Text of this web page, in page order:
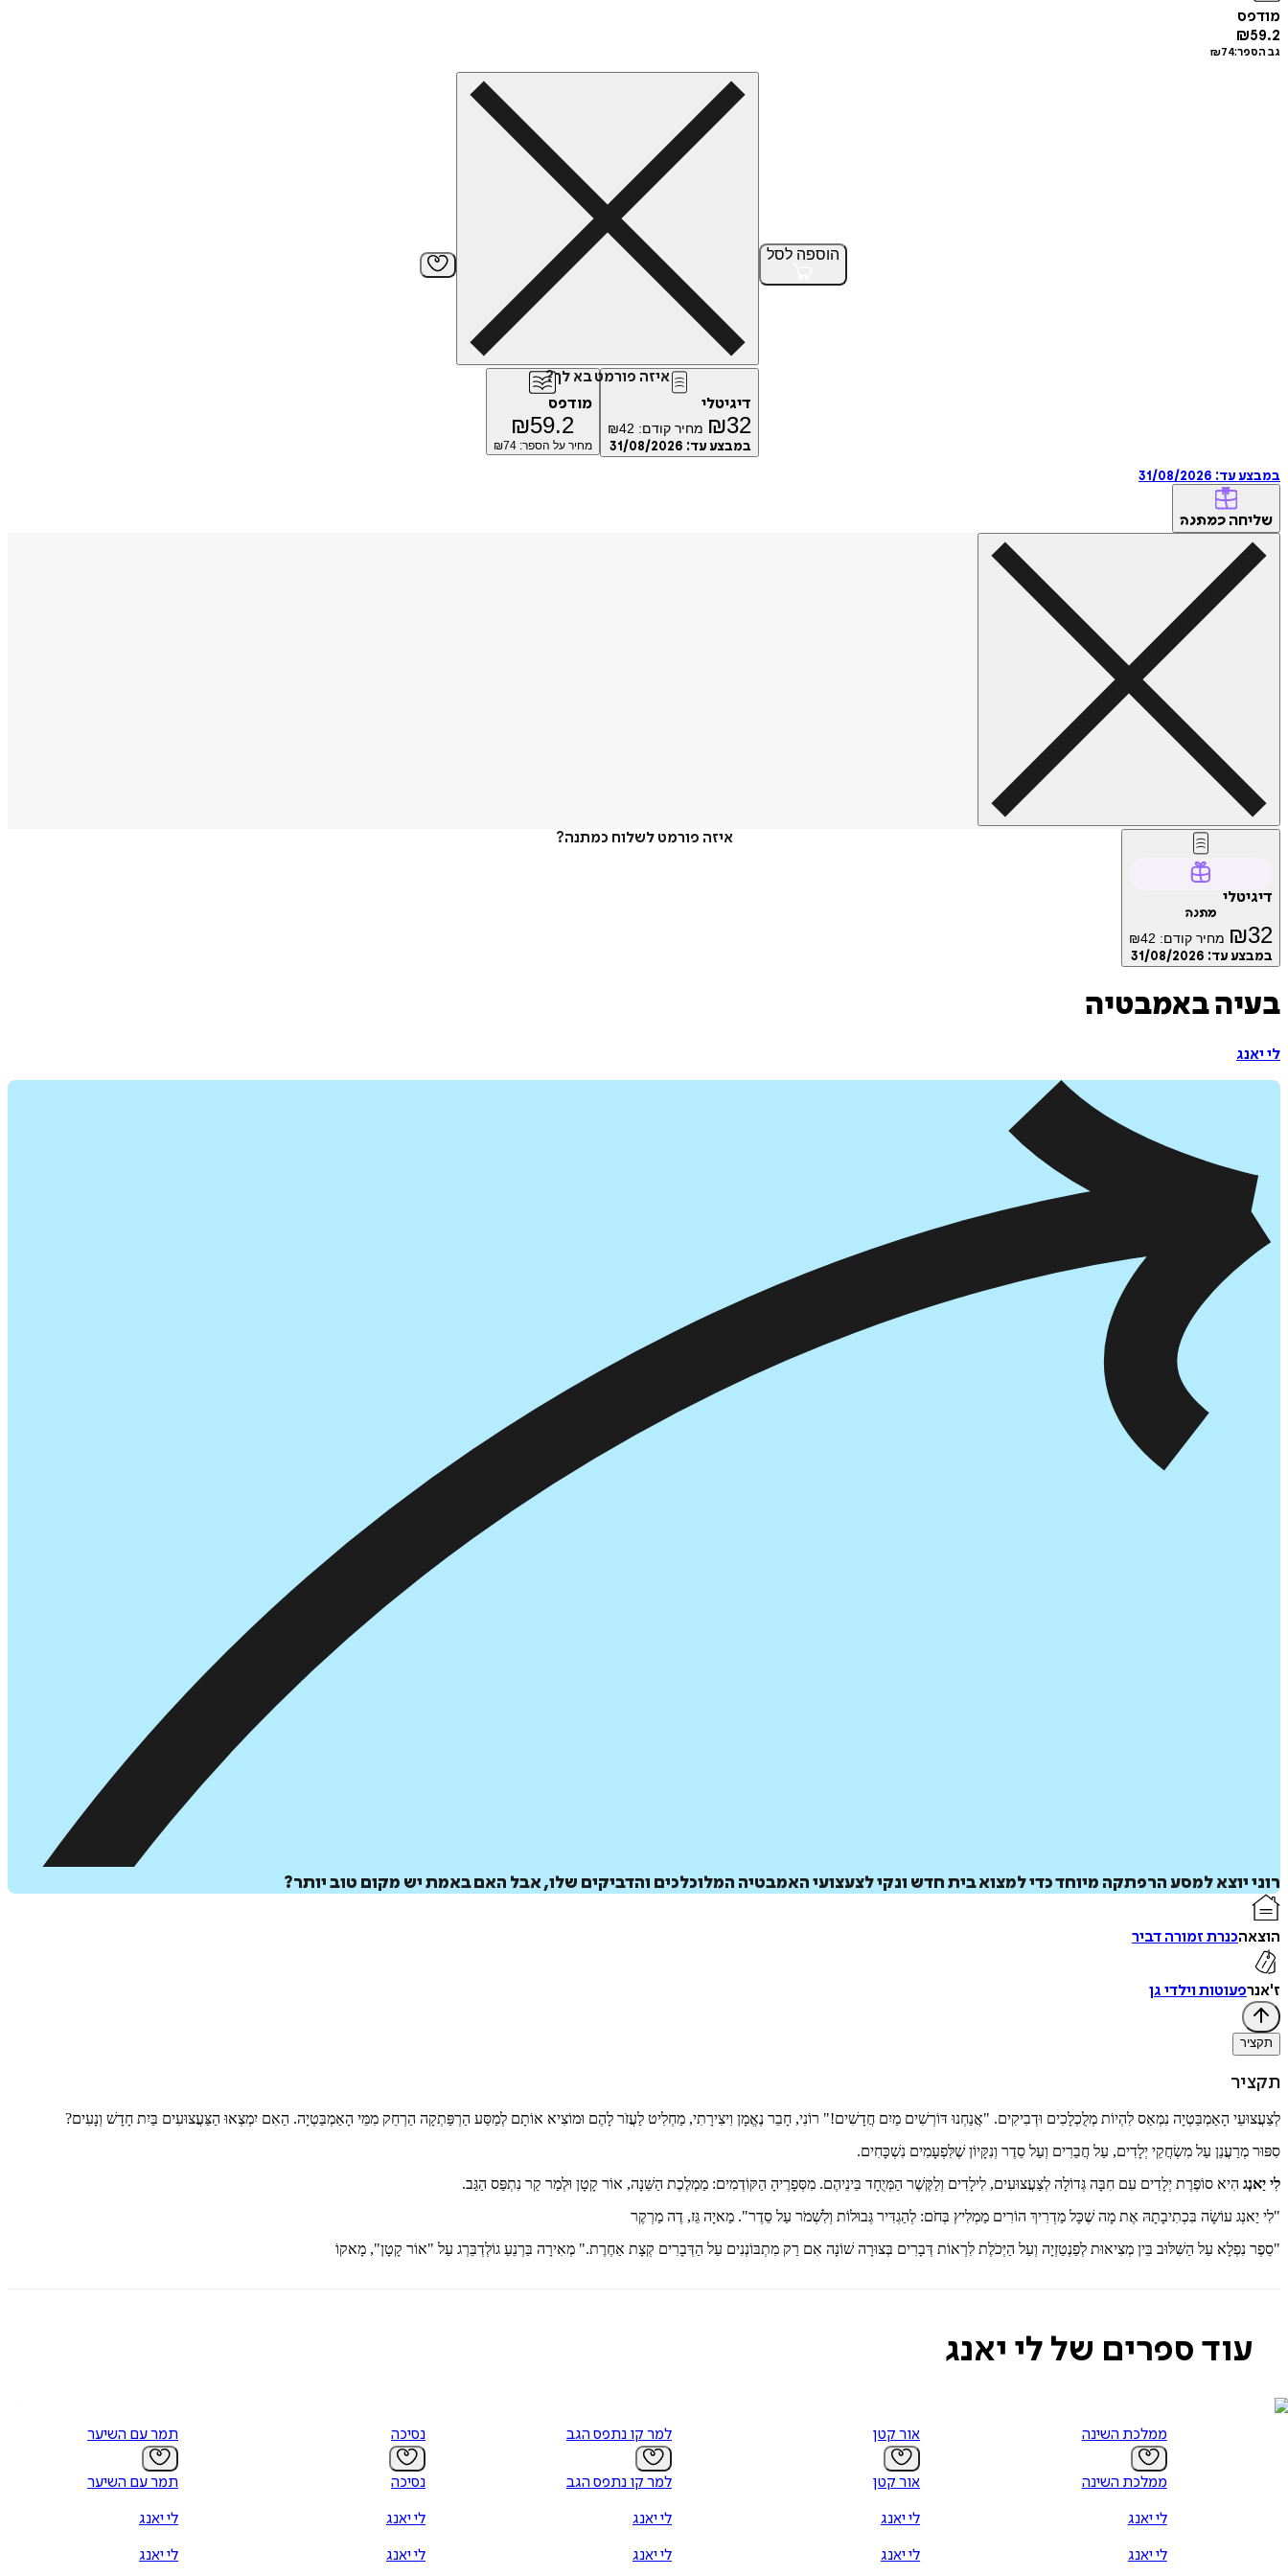
מודפס
₪59.2
גב הספר: ₪74
הוספה לסל
איזה פורמט בא לך?
דיגיטלי
₪32 מחיר קודם: ₪42
במבצע עד: 31/08/2026
מודפס
₪59.2
מחיר על הספר: ₪74
במבצע עד: 31/08/2026
שליחה כמתנה
איזה פורמט לשלוח כמתנה?
דיגיטלי
מתנה
₪32 מחיר קודם: ₪42
במבצע עד: 31/08/2026
בעיה באמבטיה
לי יאנג
רוני יוצא למסע הרפתקה מיוחד כדי למצוא בית חדש ונקי לצעצועי האמבטיה המלוכלכים והדביקים שלו, אבל האם באמת יש מקום טוב יותר?
הוצאהכנרת זמורה דביר
ז'אנרפעוטות וילדי גן
תקציר
תקציר
לְצַעֲצוּעֵי הָאַמְבַּטְיָה נִמְאַס לִהְיוֹת מְלֻכְלָכִים וּדְבִיקִים. "אֲנַחְנוּ דּוֹרְשִׁים מַיִם חֲדָשִׁים!" רוֹנִי, חָבֵר נֶאֱמָן וִיצִירָתִי, מַחְלִיט לַעֲזֹר לָהֶם וּמוֹצִיא אוֹתָם לְמַסַּע הַרְפַּתְקָה הַרְחֵק מִמֵּי הָאַמְבַּטְיָה. הַאִם יִמְצְאוּ הַצַּעֲצוּעִים בַּיִת חָדָשׁ וְנָעִים?
סִפּוּר מְרַעֲנֵן עַל מִשְׂחֲקֵי יְלָדִים, עַל חֲבֵרִים וְעַל סֵדֶר וְנִקָּיוֹן שֶׁלִּפְעָמִים נִשְׁכָּחִים.
לִי יַאנְג הִיא סוֹפֶרֶת יְלָדִים עִם חִבָּה גְּדוֹלָה לְצַעֲצוּעִים, לִילָדִים וְלַקֶּשֶׁר הַמְּיֻחָד בֵּינֵיהֶם. מִסְּפָרֶיהָ הַקּוֹדְמִים: מַמְלֶכֶת הַשֵּׁנָה, אוֹר קָטָן וּלְמַר קַר נִתְפַּס הַגַּב.
"לִי יַאנְג עוֹשָׂה בִּכְתִיבָתָהּ אֶת מָה שֶׁכָּל מַדְרִיךְ הוֹרִים מַמְלִיץ בְּחֹם: לְהַגְדִּיר גְּבוּלוֹת וְלִשְׁמֹר עַל סֵדֶר". מַאיָה גֵּז, דֶה מַרְקֶר
"סֵפֶר נִפְלָא עַל הַשִּׁלּוּב בֵּין מְצִיאוּת לְפַנְטַזְיָה וְעַל הַיְּכֹלֶת לִרְאוֹת דְּבָרִים בְּצוּרָה שׁוֹנָה אִם רַק מִתְבּוֹנְנִים עַל הַדְּבָרִים קְצָת אַחֶרֶת." מְאִירָה בַּרְנֵעַ גוֹלְדְבֵּרְג עַל "אוֹר קָטָן", מָאקוֹ
עוד ספרים של לי יאנג
ממלכת השינה
ממלכת השינה
לי יאנג
לי יאנג
אור קטן
אור קטן
לי יאנג
לי יאנג
למר קו נתפס הגב
למר קו נתפס הגב
לי יאנג
לי יאנג
נסיכה
נסיכה
לי יאנג
לי יאנג
תמר עם השיער
תמר עם השיער
לי יאנג
לי יאנג